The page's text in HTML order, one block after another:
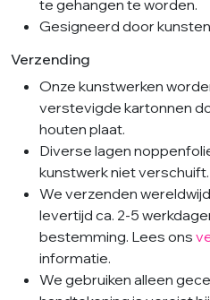
te gehangen te worden.
Gesigneerd door
Verzending
Onze kunstwerken
verstevigde kartonnen
houten plaat.
Diverse lagen
kunstwerk niet verschuift.
We verzenden
levertijd ca. 2-5
bestemming. Lees ons
informatie.
We gebruiken alleen